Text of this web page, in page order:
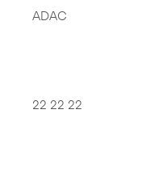
ADAC
22 22 22